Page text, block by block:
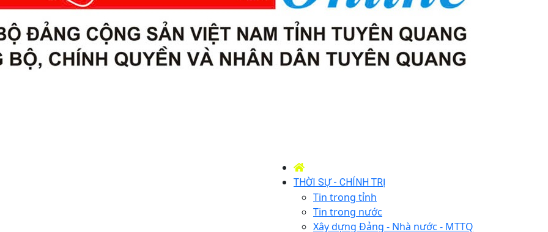
THỜI SỰ - CHÍNH TRỊ
Tin trong tỉnh
Tin trong nước
Xây dựng Đảng - Nhà nước - MTTQ